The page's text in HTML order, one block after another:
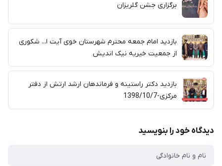
برگزاری جشن گلریزان
بازدید امام جمعه محترم شهرستان خوی آیت ا... شکوری
از جمعیت خیریه نیک اندیش
بازدید دکتر راستینه و فرماندهان ارشد ارتش از دفتر
مرکزی-1398/10/7
دیدگاه خود را بنویسید